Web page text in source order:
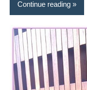
Continue reading